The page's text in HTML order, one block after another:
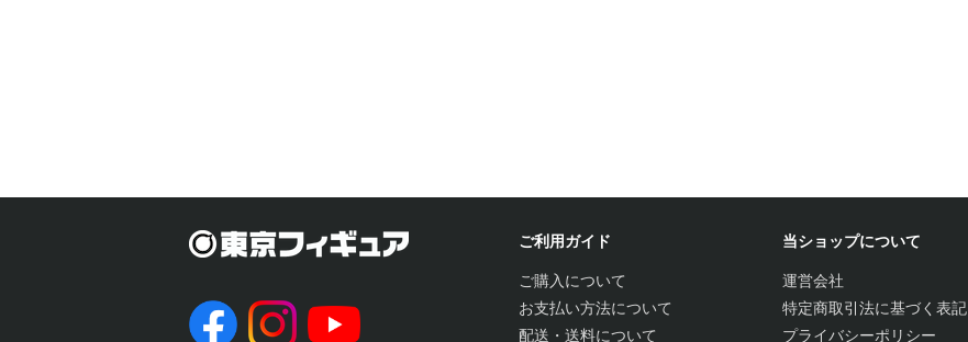
ご利用ガイド
ご購入について
お支払い方法について
配送・送料について
当ショップについて
運営会社
特定商取引法に基づく表記
プライバシーポリシー